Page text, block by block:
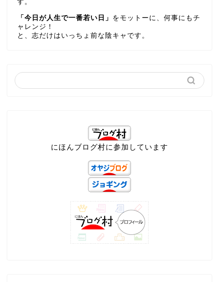
す。
「今日が人生で一番若い日」 をモットーに、何事にもチ
ャレンジ！
と、志だけはいっちょ前な陰キャです。
にほんブログ村に参加しています